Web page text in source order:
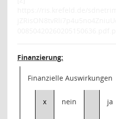
Finanzierung:
Finanzielle Auswirkungen
x nein ja